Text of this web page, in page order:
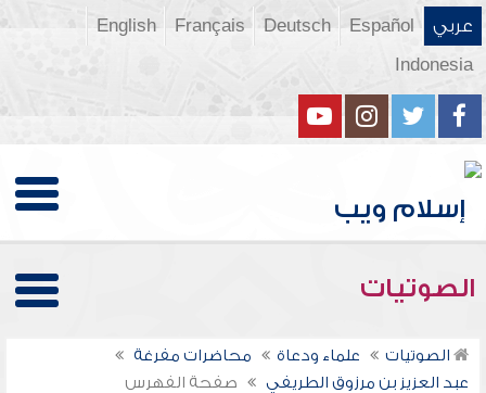
عربي Español
Deutsch
Français
English
Indonesia
الصوتيات
الصوتيات علماء ودعاة
محاضرات مفرغة
عبد العزيز بن مرزوق الطريفي
صفحة الفهرس